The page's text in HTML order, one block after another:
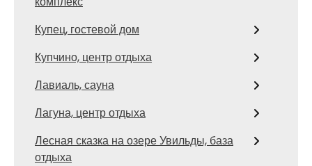
Купец, гостевой дом
Купчино, центр отдыха
Лавиаль, сауна
Лагуна, центр отдыха
Лесная сказка на озере Увильды, база
отдыха